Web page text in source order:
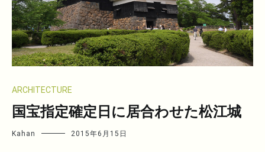
ARCHITECTURE
国宝指定確定日に居合わせた松江城
Kahan 2015年6月15日